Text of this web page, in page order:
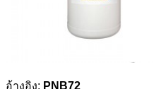
อ้างอิง: PNB72